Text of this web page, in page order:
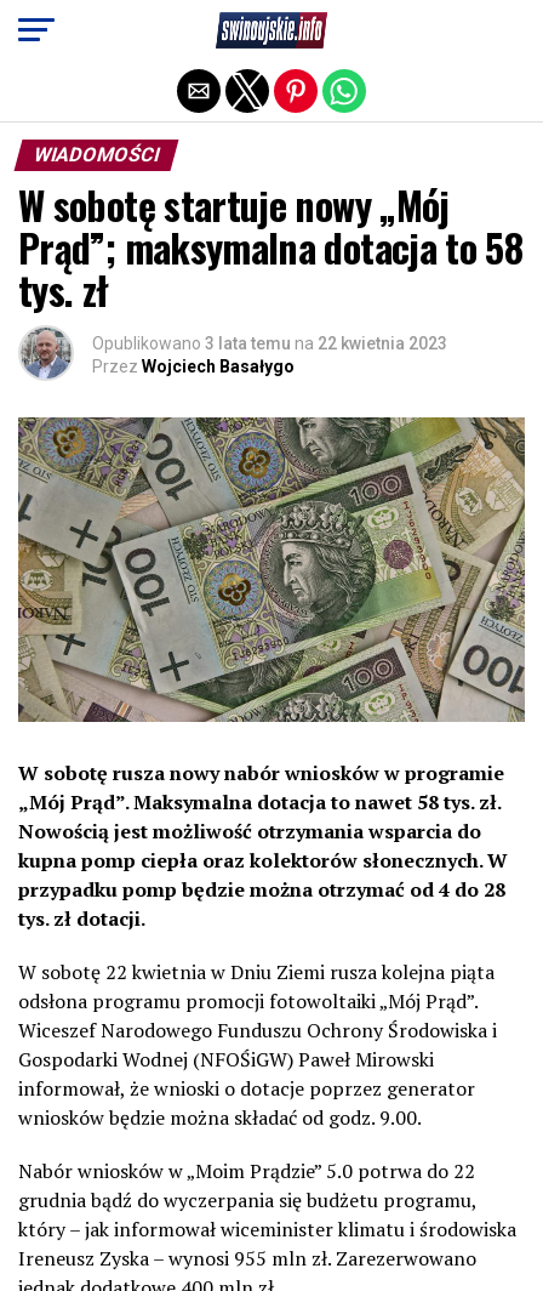
WIADOMOŚCI
W sobotę startuje nowy „Mój
Prąd”; maksymalna dotacja to 58
tys. zł
Opublikowano 3 lata temu na 22 kwietnia 2023
Przez Wojciech Basałygo
W sobotę rusza nowy nabór wniosków w programie
„Mój Prąd”. Maksymalna dotacja to nawet 58 tys. zł.
Nowością jest możliwość otrzymania wsparcia do
kupna pomp ciepła oraz kolektorów słonecznych. W
przypadku pomp będzie można otrzymać od 4 do 28
tys. zł dotacji.
W sobotę 22 kwietnia w Dniu Ziemi rusza kolejna piąta
odsłona programu promocji fotowoltaiki „Mój Prąd”.
Wiceszef Narodowego Funduszu Ochrony Środowiska i
Gospodarki Wodnej (NFOŚiGW) Paweł Mirowski
informował, że wnioski o dotacje poprzez generator
wniosków będzie można składać od godz. 9.00.
Nabór wniosków w „Moim Prądzie” 5.0 potrwa do 22
grudnia bądź do wyczerpania się budżetu programu,
który – jak informował wiceminister klimatu i środowiska
Ireneusz Zyska – wynosi 955 mln zł. Zarezerwowano
Exit mobile version